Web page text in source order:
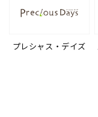
プレシャス・デイズ